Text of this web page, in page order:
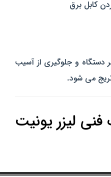
کابل برق
و جلوگیری از آسیب
می‌ شود.
لیزر یونیت